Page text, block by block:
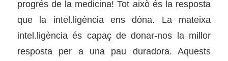
progrés de la medicina! Tot això és la resposta
que la intel.ligència ens dóna. La mateixa
intel.ligència és capaç de donar-nos la millor
resposta per a una pau duradora. Aquests